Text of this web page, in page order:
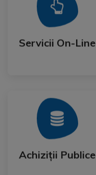
Servicii On-Line
Servicii On-Line
Mai Mult
Achiziții Publice
Achiziții Publice
Mai Mult